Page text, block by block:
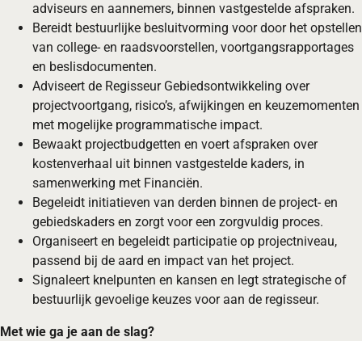
adviseurs en aannemers, binnen vastgestelde afspraken.
Bereidt bestuurlijke besluitvorming voor door het opstellen
van college‑ en raadsvoorstellen, voortgangsrapportages
en beslisdocumenten.
Adviseert de Regisseur Gebiedsontwikkeling over
projectvoortgang, risico’s, afwijkingen en keuzemomenten
met mogelijke programmatische impact.
Bewaakt projectbudgetten en voert afspraken over
kostenverhaal uit binnen vastgestelde kaders, in
samenwerking met Financiën.
Begeleidt initiatieven van derden binnen de project‑ en
gebiedskaders en zorgt voor een zorgvuldig proces.
Organiseert en begeleidt participatie op projectniveau,
passend bij de aard en impact van het project.
Signaleert knelpunten en kansen en legt strategische of
bestuurlijk gevoelige keuzes voor aan de regisseur.
Met wie ga je aan de slag?